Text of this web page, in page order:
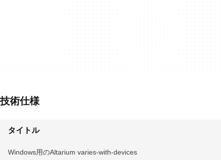
技術仕様
タイトル
Windows用のAltarium varies-with-devices